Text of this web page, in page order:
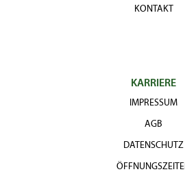
KONTAKT
KARRIERE
IMPRESSUM
AGB
DATENSCHUTZ